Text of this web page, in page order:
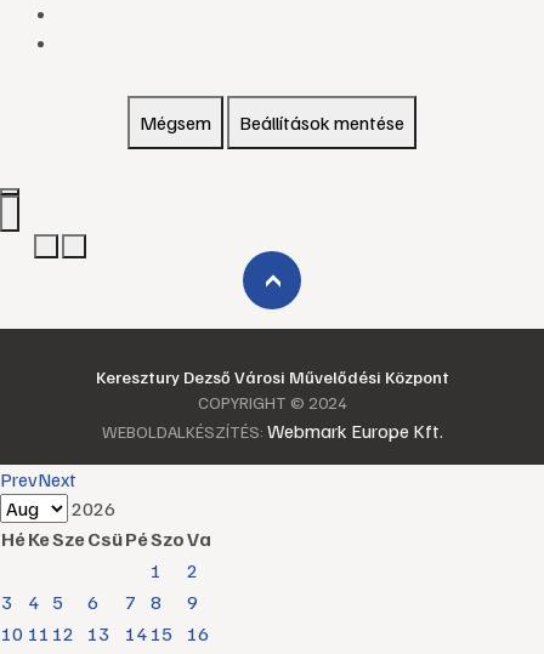
Mégsem Beállítások mentése
›
Keresztury Dezső Városi Művelődési Központ
COPYRIGHT © 2024
WEBOLDALKÉSZÍTÉS: Webmark Europe Kft.
PrevNext
2026
HéKeSzeCsüPéSzoVa
1
2
3
4 5 6 7 8
9
10 11 12 13 14 15
16